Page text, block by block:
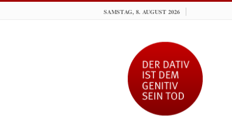
SAMSTAG, 8. AUGUST 2026